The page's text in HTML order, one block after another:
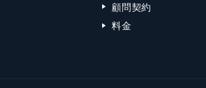
顧問契約
料金